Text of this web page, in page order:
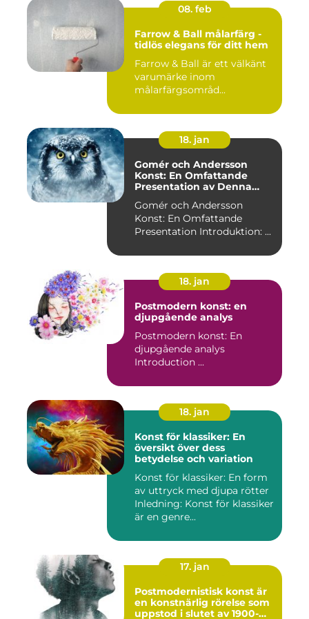
08. feb
Farrow & Ball målarfärg -
tidlös elegans för ditt hem
Farrow & Ball är ett välkänt
varumärke inom
målarfärgsområd...
18. jan
Gomér och Andersson
Konst: En Omfattande
Presentation av Denna
Gomér och Andersson
Konst: En Omfattande
Presentation Introduktion: ...
18. jan
Postmodern konst: en
djupgående analys
Postmodern konst: En
djupgående analys
Introduction ...
18. jan
Konst för klassiker: En
översikt över dess
betydelse och variation
Konst för klassiker: En form
av uttryck med djupa rötter
Inledning: Konst för klassiker
är en genre...
17. jan
Postmodernistisk konst är
en konstnärlig rörelse som
uppstod i slutet av 1900-